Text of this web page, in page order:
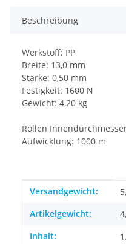
Beschreibung
Werkstoff: PP
Breite: 13,0 mm
Stärke: 0,50 mm
Festigkeit: 1600 N
Gewicht: 4,20 kg
Rollen
Aufwicklung: 1000 m
Produkteigenschaft
Wert
Versandgewicht:
Artikelgewicht:
Inhalt: